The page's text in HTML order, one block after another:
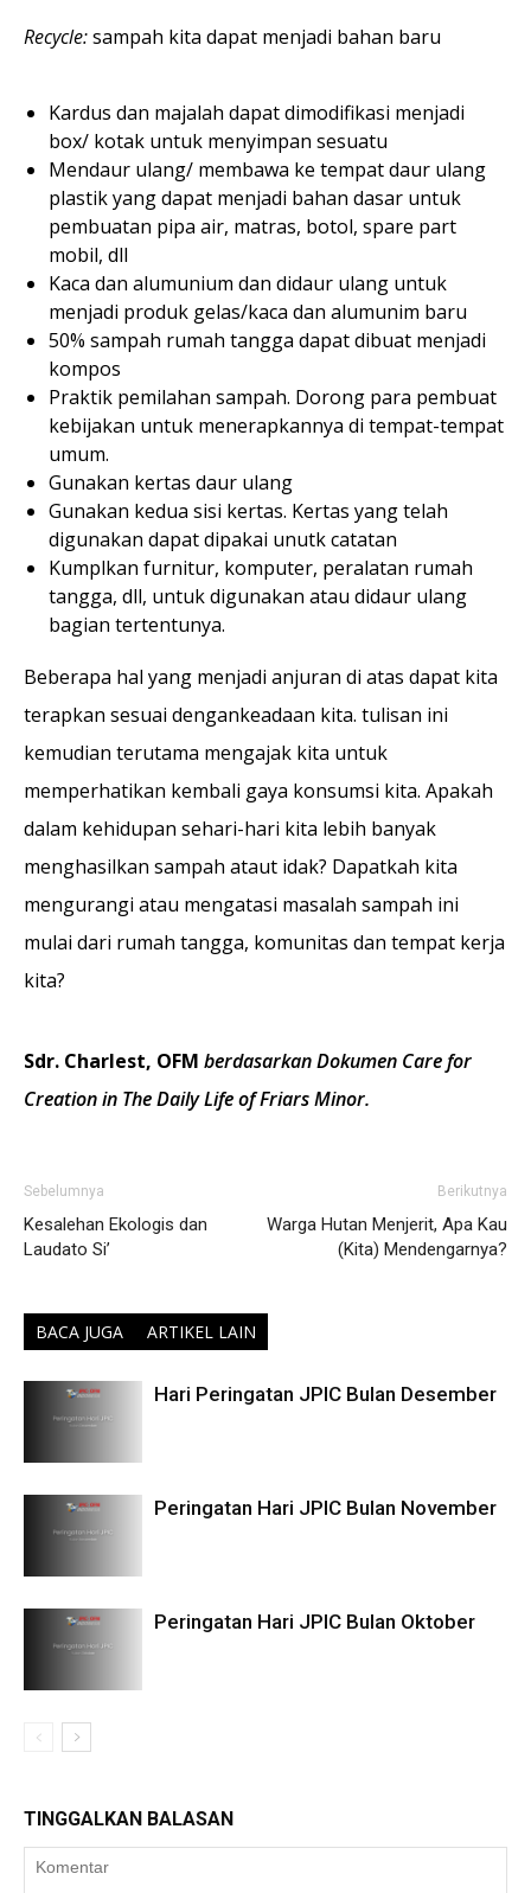
Recycle:sampah kita dapat menjadi bahan baru
Kardus dan majalah dapat dimodifikasi menjadi
box/ kotak untuk menyimpan sesuatu
Mendaur ulang/ membawa ke tempat daur ulang
plastik yang dapat menjadi bahan dasar untuk
pembuatan pipa air, matras, botol, spare part
mobil, dll
Kaca dan alumunium dan didaur ulang untuk
menjadi produk gelas/kaca dan alumunim baru
50% sampah rumah tangga dapat dibuat menjadi
kompos
Praktik pemilahan sampah. Dorong para pembuat
kebijakan untuk menerapkannya di tempat-tempat
umum.
Gunakan kertas daur ulang
Gunakan kedua sisi kertas. Kertas yang telah
digunakan dapat dipakai unutk catatan
Kumplkan furnitur, komputer, peralatan rumah
tangga, dll, untuk digunakan atau didaur ulang
bagian tertentunya.
Beberapa hal yang menjadi anjuran di atas dapat kita
terapkan sesuai dengankeadaan kita. tulisan ini
kemudian terutama mengajak kita untuk
memperhatikan kembali gaya konsumsi kita. Apakah
dalam kehidupan sehari-hari kita lebih banyak
menghasilkan sampah ataut idak? Dapatkah kita
mengurangi atau mengatasi masalah sampah ini
mulai dari rumah tangga, komunitas dan tempat kerja
kita?
Sdr. Charlest, OFM berdasarkan Dokumen Care for
Creation in The Daily Life of Friars Minor.
Sebelumnya
Kesalehan Ekologis dan
Laudato Si’
Berikutnya
Warga Hutan Menjerit, Apa Kau
(Kita) Mendengarnya?
BACA JUGA ARTIKEL LAIN
Hari Peringatan JPIC Bulan Desember
Peringatan Hari JPIC Bulan November
Peringatan Hari JPIC Bulan Oktober
TINGGALKAN BALASAN